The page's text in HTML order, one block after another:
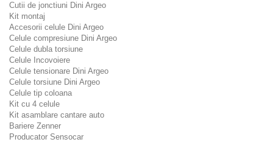
Cutii de jonctiuni Dini Argeo
Kit montaj
Accesorii celule Dini Argeo
Celule compresiune Dini Argeo
Celule dubla torsiune
Celule Incovoiere
Celule tensionare Dini Argeo
Celule torsiune Dini Argeo
Celule tip coloana
Kit cu 4 celule
Kit asamblare cantare auto
Bariere Zenner
Producator Sensocar